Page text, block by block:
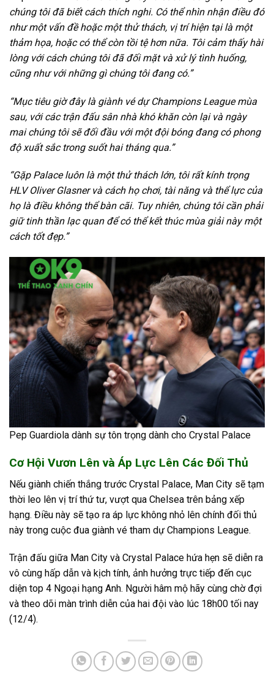
chúng tôi đã biết cách thích nghi. Có thể nhìn nhận điều đó
như một vấn đề hoặc một thử thách, vị trí hiện tại là một
thảm họa, hoặc có thể còn tồi tệ hơn nữa. Tôi cảm thấy hài
lòng với cách chúng tôi đã đối mặt và xử lý tình huống,
cũng như với những gì chúng tôi đang có.”
“Mục tiêu giờ đây là giành vé dự Champions League mùa
sau, với các trận đấu sân nhà khó khăn còn lại và ngày
mai chúng tôi sẽ đối đầu với một đội bóng đang có phong
độ xuất sắc trong suốt hai tháng qua.”
“Gặp Palace luôn là một thử thách lớn, tôi rất kính trọng
HLV Oliver Glasner và cách họ chơi, tài năng và thể lực của
họ là điều không thể bàn cãi. Tuy nhiên, chúng tôi cần phải
giữ tinh thần lạc quan để có thể kết thúc mùa giải này một
cách tốt đẹp.”
Pep Guardiola dành sự tôn trọng dành cho Crystal Palace
Cơ Hội Vươn Lên và Áp Lực Lên Các Đối Thủ
Nếu giành chiến thắng trước Crystal Palace, Man City sẽ tạm
thời leo lên vị trí thứ tư, vượt qua Chelsea trên bảng xếp
hạng. Điều này sẽ tạo ra áp lực không nhỏ lên chính đối thủ
này trong cuộc đua giành vé tham dự Champions League.
Trận đấu giữa Man City và Crystal Palace hứa hẹn sẽ diễn ra
vô cùng hấp dẫn và kịch tính, ảnh hưởng trực tiếp đến cục
diện top 4 Ngoại hạng Anh. Người hâm mộ hãy cùng chờ đợi
và theo dõi màn trình diễn của hai đội vào lúc 18h00 tối nay
(12/4).